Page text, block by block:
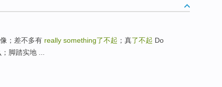
；差不多有 really something了不起 ；真了不起 Do
脚踏实地 ...